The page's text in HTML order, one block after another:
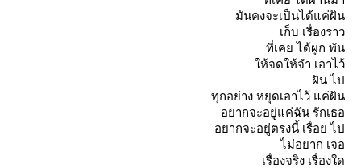
มันคงจะเป็นได้แค่ฝัน
เก็บ เรื่องราว
ที่เคย ได้ผูก พัน
ห้จดให้จำ เอาไว้
ฝัน ไป
ทุกอย่าง หยุดเอาไว้ แค่ฝัน
อยากจะอยู่แค่ฉัน รักเธอ
อยากจะอยู่ตรงนี้ เรื่อย ไป
ไม่อยาก เจอ
เรื่องจริง เรื่องใด